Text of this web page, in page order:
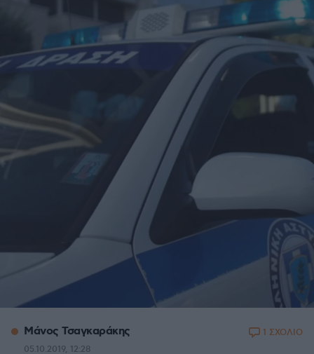
Μάνος Τσαγκαράκης
05.10.2019, 12:28
1 ΣΧΟΛΙΟ